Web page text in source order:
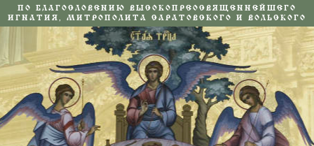
ПО БЛАГОСЛОВЕНИЮ ВЫСОКОПРЕОСВЯЩЕННЕЙШЕГО
ИГНАТИЯ, МИТРОПОЛИТА САРАТОВСКОГО И ВОЛЬСКОГО